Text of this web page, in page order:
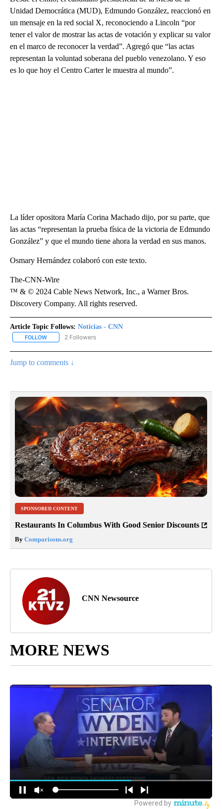
Unidad Democrática (MUD), Edmundo González, reaccionó en
un mensaje en la red social X, reconociendo a Lincoln “por
tener el valor de mostrar las actas de votación y explicar su valor
en el marco de reconocer la verdad”. Agregó que “las actas
representan la voluntad soberana del pueblo venezolano. Y eso
es lo que hoy el Centro Carter le muestra al mundo”.
La líder opositora María Corina Machado dijo, por su parte, que
las actas “representan la prueba física de la victoria de Edmundo
González” y que el mundo tiene ahora la verdad en sus manos.
Osmary Hernández colaboró con este texto.
The-CNN-Wire
™ & © 2024 Cable News Network, Inc., a Warner Bros.
Discovery Company. All rights reserved.
Article Topic Follows: Noticias - CNN
FOLLOW FOLLOW "NOTICIAS - CNN" TO RECEIVE NOTIFICATIONS ABOUT
2 Followers
Jump to comments ↓
SPONSORED CONTENT
Restaurants In Columbus With Good Senior Discounts
By Comparisons.org
CNN Newsource
MORE NEWS